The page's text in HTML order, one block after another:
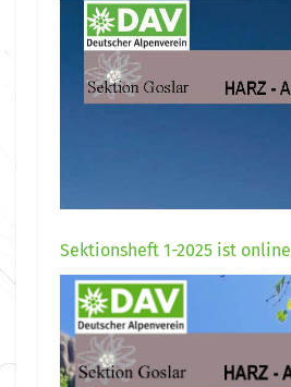
Sektionsheft 1-2025 ist online